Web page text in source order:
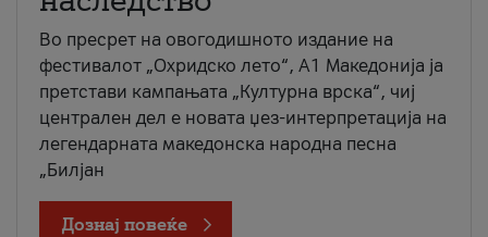
Во пресрет на овогодишното издание на
фестивалот „Охридско лето“, А1 Македонија ја
претстави кампањата „Културна врска“, чиј
централен дел е новата џез-интерпретација на
легендарната македонска народна песна
„Билјан
Дознај повеќе